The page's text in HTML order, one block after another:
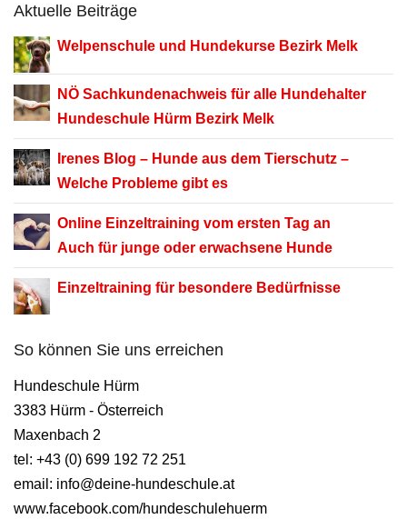
Aktuelle Beiträge
Welpenschule und Hundekurse Bezirk Melk
NÖ Sachkundenachweis für alle Hundehalter
Hundeschule Hürm Bezirk Melk
Irenes Blog – Hunde aus dem Tierschutz –
Welche Probleme gibt es
Online Einzeltraining vom ersten Tag an
Auch für junge oder erwachsene Hunde
Einzeltraining für besondere Bedürfnisse
So können Sie uns erreichen
Hundeschule Hürm
3383 Hürm - Österreich
Maxenbach 2
tel: +43 (0) 699 192 72 251
email: info@deine-hundeschule.at
www.facebook.com/hundeschulehuerm